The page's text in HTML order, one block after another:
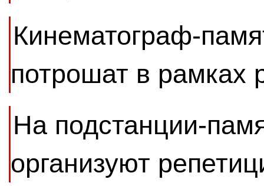
Кинематограф-
потрошат в рамках
На подстанции-
организуют